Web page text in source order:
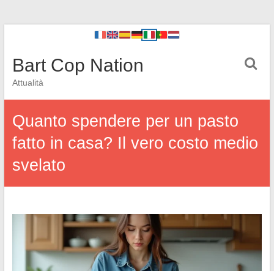
Bart Cop Nation
Attualità
Quanto spendere per un pasto
fatto in casa? Il vero costo medio
svelato